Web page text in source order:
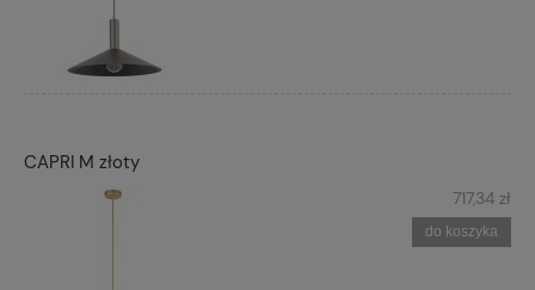
CAPRI M złoty
717,34 zł
do koszyka